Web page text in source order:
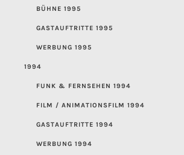
BÜHNE 1995
GASTAUFTRITTE 1995
WERBUNG 1995
1994
FUNK & FERNSEHEN 1994
FILM / ANIMATIONSFILM 1994
GASTAUFTRITTE 1994
WERBUNG 1994